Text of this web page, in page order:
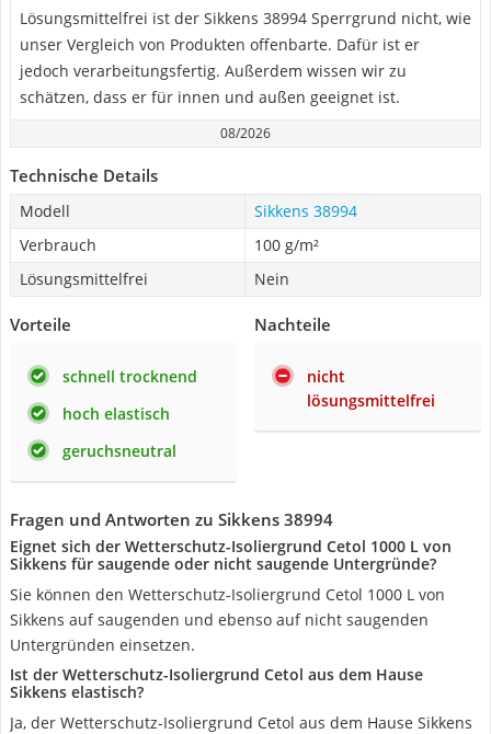
Lösungsmittelfrei ist der Sikkens 38994 Sperrgrund nicht, wie
unser Vergleich von Produkten offenbarte. Dafür ist er
jedoch verarbeitungsfertig. Außerdem wissen wir zu
schätzen, dass er für innen und außen geeignet ist.
08/2026
Technische Details
Modell
Sikkens 38994
Verbrauch
100 g/m²
Lösungsmittelfrei
Nein
Vorteile
schnell trocknend
hoch elastisch
geruchsneutral
Nachteile
nicht
lösungsmittelfrei
Fragen und Antworten zu Sikkens 38994
Eignet sich der Wetterschutz-Isoliergrund Cetol 1000 L von
Sikkens für saugende oder nicht saugende Untergründe?
Sie können den Wetterschutz-Isoliergrund Cetol 1000 L von
Sikkens auf saugenden und ebenso auf nicht saugenden
Untergründen einsetzen.
Ist der Wetterschutz-Isoliergrund Cetol aus dem Hause
Sikkens elastisch?
Ja, der Wetterschutz-Isoliergrund Cetol aus dem Hause Sikkens